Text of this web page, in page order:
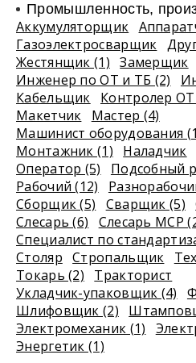
Промышленность,
Аккумуляторщик
Газоэлектросварщик
Жестянщик (1)
Замерщик
Инженер по ОТ и ТБ (2)
Кабельщик
Контролер
Макетчик
Мастер (4)
Машинист оборудования
Монтажник (1)
Наладчик
Оператор (5)
Подсобный
Рабочий (12)
Сборщик (5)
Сварщик (5)
Слесарь (6)
Слесарь МСР
Специалист по
Столяр Стропальщик
Токарь (2)
Тракторист
Укладчик-упаковщик (4)
Шлифовщик (2)
Электромеханик (1)
Энергетик (1)